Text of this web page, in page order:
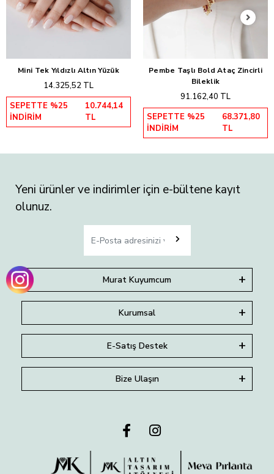
Sepete Ekle
Mini Tek Yıldızlı Altın Yüzük
14.325,52 TL
SEPETTE %25
İNDİRİM
10.744,14
TL
Sepete Ekle
Pembe Taşlı Bold Ataç Zincirli
Bileklik
91.162,40 TL
SEPETTE %25
İNDİRİM
68.371,80
TL
Yeni ürünler ve indirimler için e-bültene kayıt
olunuz.
Murat Kuyumcum
Kurumsal
E-Satış Destek
Bize Ulaşın